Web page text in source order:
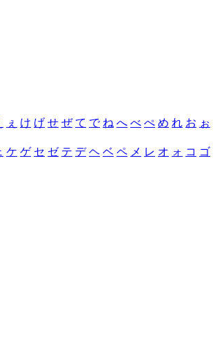
ぇ け げ せ ぜ て で ね へ べ ぺ め れ お ぉ
ケ ゲ セ ゼ テ デ ヘ ベ ペ メ レ オ ォ コ ゴ